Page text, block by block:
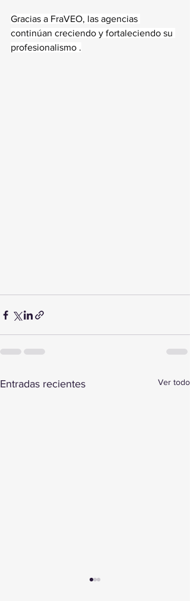
Gracias a FraVEO, las agencias
continúan creciendo y fortaleciendo su
profesionalismo .
Entradas recientes Ver todo